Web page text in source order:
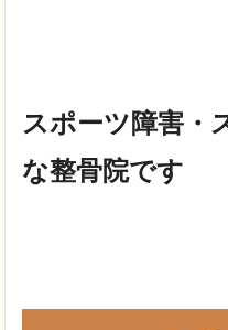
スポーツ障害・
な整骨院です